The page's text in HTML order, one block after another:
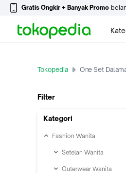
Gratis Ongkir + Banyak Promo
Tokopedia One Set
Filter
Kategori
Fashion Wanita
Setelan Wanita
Outerwear Wanita